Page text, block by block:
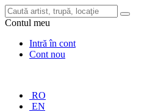
Contul meu
Intră în cont
Cont nou
RO
EN